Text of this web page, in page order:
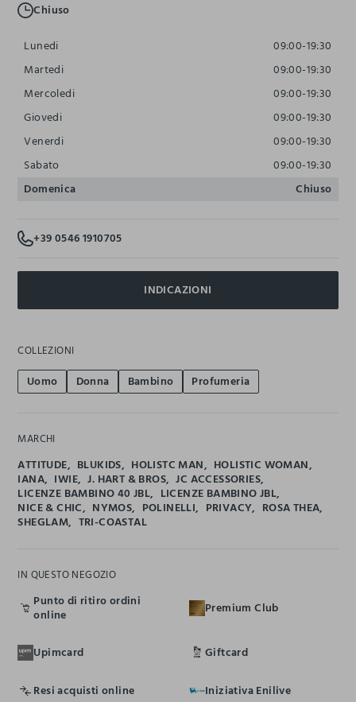
Chiuso
Lunedi
09:00-19:30
Martedi
09:00-19:30
Mercoledi
09:00-19:30
Giovedi
09:00-19:30
Venerdi
09:00-19:30
Sabato
09:00-19:30
Domenica
Chiuso
+39 0546 1910705
INDICAZIONI
COLLEZIONI
Uomo Donna Bambino Profumeria
MARCHI
ATTITUDE BLUKIDS HOLISTC MAN HOLISTIC WOMAN
IANA IWIE J. HART & BROS JC ACCESSORIES
LICENZE BAMBINO 40 JBL LICENZE BAMBINO JBL
NICE & CHIC NYMOS POLINELLI PRIVACY ROSA THEA
SHEGLAM TRI-COASTAL
IN QUESTO NEGOZIO
Punto di ritiro ordini
online Premium Club
Upimcard Giftcard
Resi acquisti online Iniziativa Enilive